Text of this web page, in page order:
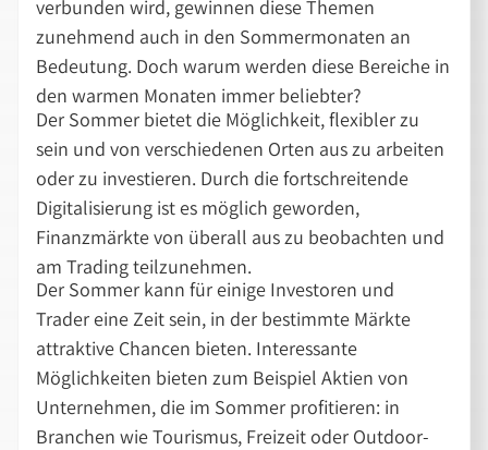
verbunden wird, gewinnen diese Themen
zunehmend auch in den Sommermonaten an
Bedeutung. Doch warum werden diese Bereiche in
den warmen Monaten immer beliebter?
Der Sommer bietet die Möglichkeit, flexibler zu
sein und von verschiedenen Orten aus zu arbeiten
oder zu investieren. Durch die fortschreitende
Digitalisierung ist es möglich geworden,
Finanzmärkte von überall aus zu beobachten und
am Trading teilzunehmen.
Der Sommer kann für einige Investoren und
Trader eine Zeit sein, in der bestimmte Märkte
attraktive Chancen bieten. Interessante
Möglichkeiten bieten zum Beispiel Aktien von
Unternehmen, die im Sommer profitieren: in
Branchen wie Tourismus, Freizeit oder Outdoor-